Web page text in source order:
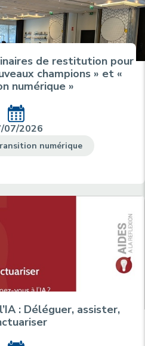
de restitution pour
champions » et «
numérique »
07/2026
numérique
: Déléguer, assister,